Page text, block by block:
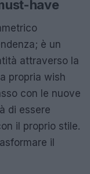
have
è un
attraverso la
propria wish
con le nuove
di essere
il proprio stile.
il